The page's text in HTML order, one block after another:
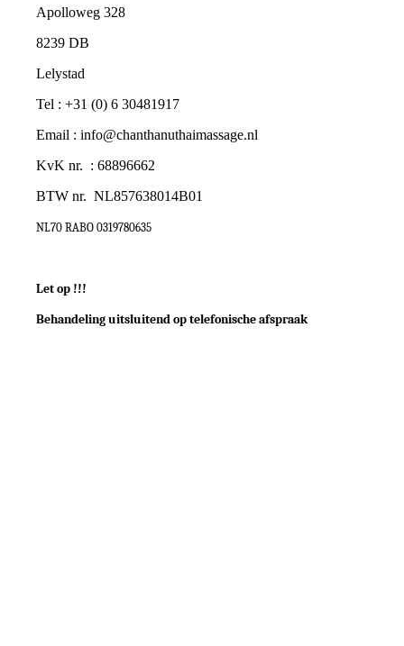
Apolloweg 328
8239 DB
Lelystad
Tel : +31 (0) 6 30481917
Email : info@chanthanuthaimassage.nl
KvK nr. : 68896662
BTW nr. NL857638014B01
NL70 RABO 0319780635
Let op !!!
Behandeling uitsluitend op telefonische afspraak